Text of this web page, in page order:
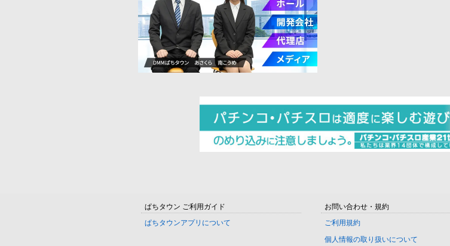
ぱちタウン ご利用ガイド
ぱちタウンアプリについて
お問い合わせ・規約
ご利用規約
個人情報の取り扱いについて